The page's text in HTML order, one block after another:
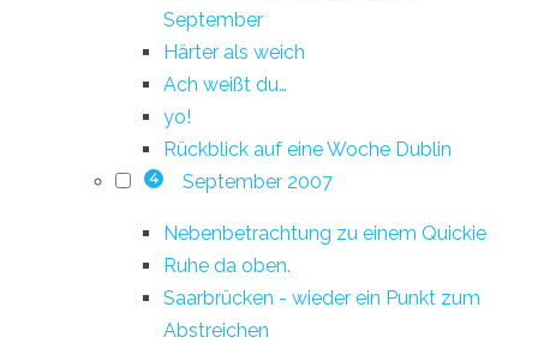
September
Härter als weich
Ach weißt du…
yo!
Rückblick auf eine Woche Dublin
4 September 2007
Nebenbetrachtung zu einem Quickie
Ruhe da oben.
Saarbrücken - wieder ein Punkt zum
Abstreichen